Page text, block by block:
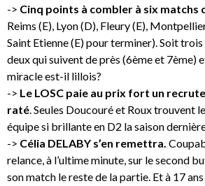
-> Cinq points à combler à six matchs
Reims (E), Lyon (D), Fleury (E),
Saint Etienne (E) pour terminer). Soit
deux qui suivent de près (6ème et 7ème)
miracle est-il lillois?
-> Le LOSC paie au prix fort un
raté. Seules Doucouré et Roux trouvent
équipe si brillante en D2 la saison
-> Célia DELABY s’en remettra.
relance, à l’ultime minute, sur le second
son match le reste de la partie. Et à 17